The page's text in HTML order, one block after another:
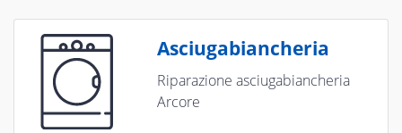
Asciugabiancheria
Riparazione asciugabiancheria
Arcore